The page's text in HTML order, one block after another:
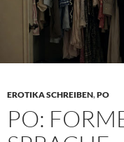
EROTIKA SCHREIBEN,PO
PO: